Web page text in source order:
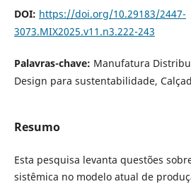
DOI: https://doi.org/10.29183/2447-
3073.MIX2025.v11.n3.222-243
Palavras-chave: Manufatura
Design para sustentabilidade,
Resumo
Esta pesquisa levanta questões
sistêmica no modelo atual de